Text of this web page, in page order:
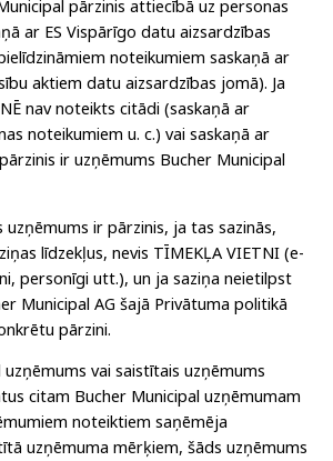
pārzinis attiecībā uz personas
ar ES Vispārīgo datu aizsardzības
noteikumiem saskaņā ar
aktiem datu aizsardzības jomā). Ja
nav noteikts citādi (saskaņā ar
noteikumiem u. c.) vai saskaņā ar
ir uzņēmums Bucher Municipal
ir pārzinis, ja tas sazinās,
līdzekļus, nevis TĪMEKĻA VIETNI (e-
personīgi utt.), un ja saziņa neietilpst
Municipal AG šajā Privātuma politikā
pārzini.
uzņēmums vai saistītais uzņēmums
citam Bucher Municipal uzņēmumam
noteiktiem saņēmēja
uzņēmuma mērķiem, šāds uzņēmums